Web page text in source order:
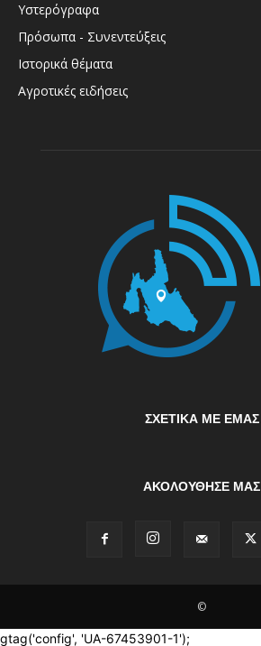
Υστερόγραφα
Πρόσωπα - Συνεντεύξεις
Ιστορικά θέματα
Αγροτικές ειδήσεις
ΣΧΕΤΙΚΆ ΜΕ ΕΜΆΣ
ΑΚΟΛΟΥΘΗΣΕ ΜΑΣ
©
gtag('config', 'UA-67453901-1');